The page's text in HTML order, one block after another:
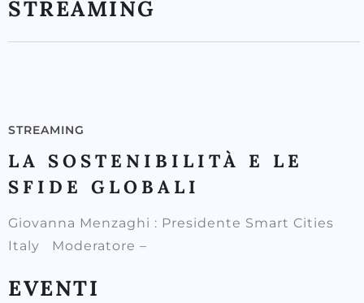
STREAMING
STREAMING
LA SOSTENIBILITÀ E LE
SFIDE GLOBALI
Giovanna Menzaghi : Presidente Smart Cities
Italy Moderatore –
EVENTI